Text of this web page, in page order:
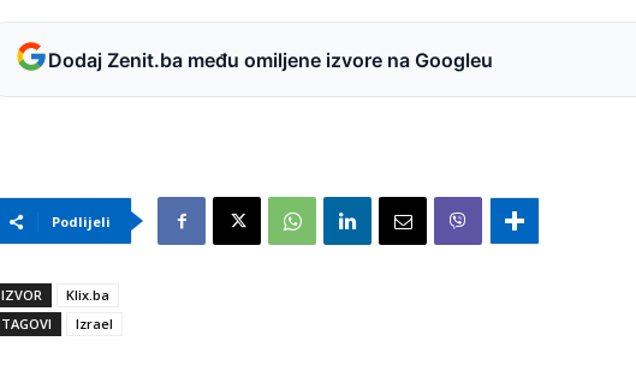
Dodaj Zenit.ba među omiljene izvore na Googleu
Podlijeli
IZVOR
Klix.ba
TAGOVI
Izrael